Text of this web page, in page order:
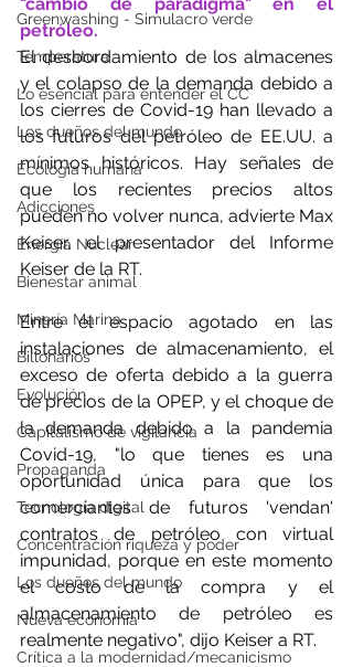
Greenwashing - Simulacro verde
Temperatura
Lo esencial para entender el CC
Los dueños del mundo
Ecología humana
Adicciones
Energía Nuclear
Bienestar animal
Minería Marina
Billonarios
Evolución
Capitalismo de vigilancia
Propaganda
Tecnología digital
Concentración riqueza y poder
Los dueños del mundo
Nueva economía
Crítica a la modernidad/mecanicismo
petróleo.
El desbordamiento de los almacenes
y el colapso de la demanda debido a
los cierres de Covid-19 han llevado a
los futuros del petróleo de EE.UU. a
mínimos históricos. Hay señales de
que los recientes precios altos
pueden no volver nunca, advierte Max
Keiser, el presentador del Informe
Keiser de la RT.
Entre el espacio agotado en las
instalaciones de almacenamiento, el
exceso de oferta debido a la guerra
de precios de la OPEP, y el choque de
la demanda debido a la pandemia
Covid-19, "lo que tienes es una
oportunidad única para que los
comerciantes de futuros 'vendan'
contratos de petróleo con virtual
impunidad, porque en este momento
el costo de la compra y el
almacenamiento de petróleo es
realmente negativo", dijo Keiser a RT.